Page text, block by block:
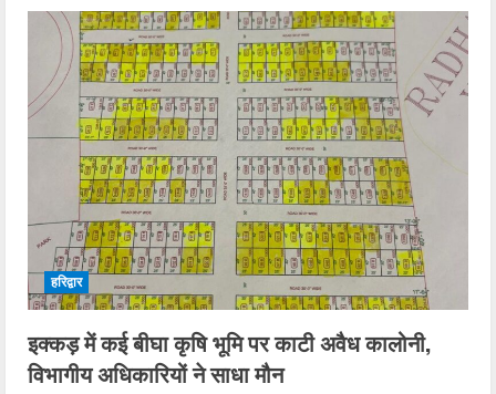
हरिद्वार
इक्कड़ में कई बीघा कृषि भूमि पर काटी अवैध कालोनी,
विभागीय अधिकारियों ने साधा मौन